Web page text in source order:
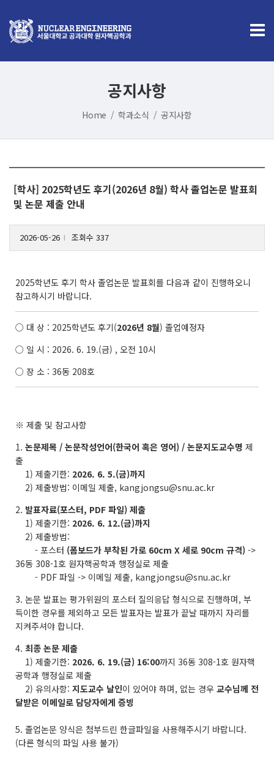
공지사항
Home 학과소식 공지사항
[학사] 2025학년도 후기(2026년 8월) 학사 졸업논문 발표회
및 논문 제출 안내
2026-05-26 조회수 337
2025학년도 후기 학사 졸업논문 발표회를 다음과 같이 진행하오니
참고하시기 바랍니다.
○ 대 상 : 2025학년도 후기(2026년 8월) 졸업예정자
○ 일 시 : 2026. 6. 19.(금) , 오전 10시
○ 장 소 : 36동 208호
※ 제출 및 참고사항
1. 논문제목 / 논문작성언어(한국어 혹은 영어) / 논문지도교수명 제
출
1) 제출기한: 2026. 6. 5.(금)까지
2) 제출방법: 이메일 제출, kangjongsu@snu.ac.kr
2. 발표자료(포스터, PDF 파일) 제출
1) 제출기한: 2026. 6. 12.(금)까지
2) 제출방법:
- 포스터 (폼보드가 부착된 가로 60cm X 세로 90cm 규격) ->
36동 308-1호 원자핵공학과 행정실로 제출
- PDF 파일 -> 이메일 제출, kangjongsu@snu.ac.kr
3. 논문 발표는 평가위원의 포스터 질의응답 형식으로 진행하며, 부
득이한 경우를 제외하고 모든 발표자는 발표가 끝날 때까지 자리를
지켜주셔야 합니다.
4. 최종 논문 제출
1) 제출기한: 2026. 6. 19.(금) 16:00까지 36동 308-1호 원자핵
공학과 행정실로 제출
2) 유의사항: 지도교수 날인이 있어야 하며, 없는 경우 교수님께 전
달받은 이메일로 담당자에게 증빙
5. 졸업논문 양식은 첨부드린 한글파일을 사용해주시기 바랍니다.
(다른 형식의 파일 사용 불가)